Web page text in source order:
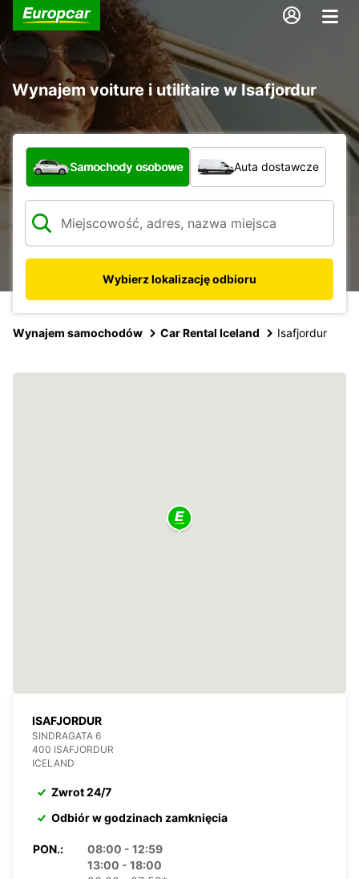
Wynajem voiture i utilitaire w Isafjordur
Jaki typ pojazdu?
Samochody osobowe Auta dostawcze
Wybierz lokalizację odbioru
Wynajem samochodów Car Rental Iceland Isafjordur
ISAFJORDUR
SINDRAGATA 6
400 ISAFJORDUR
ICELAND
Zwrot 24/7
Odbiór w godzinach zamknięcia
PON.:
08:00 - 12:59
13:00 - 18:00